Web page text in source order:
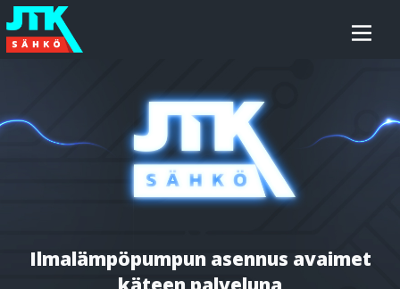
Siirry
sisältöön
JTK-
Sähkö
Oy
Ilmalämpöpumpun asennus avaimet